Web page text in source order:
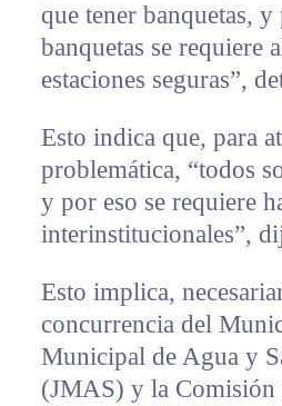
que tener banquetas, y
banquetas se requiere
estaciones seguras”,
Esto indica que, para
problemática, “todos
y por eso se requiere
interinstitucionales”,
Esto implica,
concurrencia del
Municipal de Agua y
(JMAS) y la Comisión